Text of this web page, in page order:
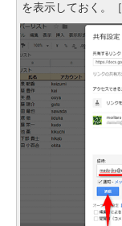
を表示しておく。